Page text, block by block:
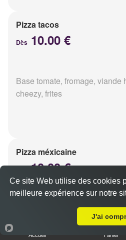
Pizza tacos
Dès 10.00 €
Base tomate, fromage, viande
cheezy, frites
Pizza méxicaine
10.00 €
Base sauce barbecue,
Accueil Panier
Ce site Web utilise des cookies
meilleure expérience sur notre
J'ai